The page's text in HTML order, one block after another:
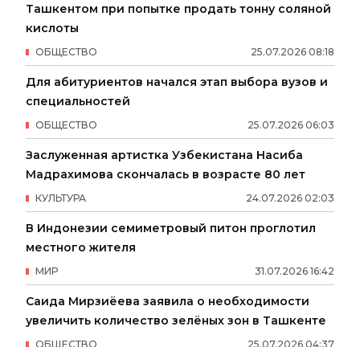
Ташкентом при попытке продать тонну соляной
кислоты
25.07.2026 08:18
ОБЩЕСТВО
Для абитуриентов начался этап выбора вузов и
специальностей
25.07.2026 06:03
ОБЩЕСТВО
Заслуженная артистка Узбекистана Насиба
Мадрахимова скончалась в возрасте 80 лет
24.07.2026 02:03
КУЛЬТУРА
В Индонезии семиметровый питон проглотил
местного жителя
31.07.2026 16:42
МИР
Саида Мирзиёева заявила о необходимости
увеличить количество зелёных зон в Ташкенте
25.07.2026 04:37
ОБЩЕСТВО